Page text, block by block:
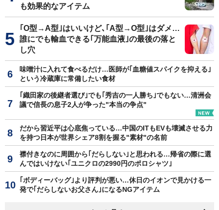
も効果的なアイテム
｢O型→A型｣はいいけど､｢A型→O型｣はダメ…
誰にでも輸血できる｢万能血液｣の最後の落と
し穴
味噌汁に入れて食べるだけ…医師が｢血糖値スパイクを抑える｣
という冷蔵庫に常備したい食材
｢織田家の後継者選び｣でも｢秀吉の一人勝ち｣でもない…清洲会
議で信長の息子2人が争った"本当の争点"
だから習近平は心底焦っている…中国のITもEVも壊滅させる力
を持つ日本が世界シェア8割を握る"素材"の名前
襟付きなのに周囲から｢だらしない｣と思われる…帰省の際に選
んではいけない｢ユニクロの2990円のポロシャツ｣
｢ボディーバッグ｣より評判が悪い…休日のイオンで見かける一
発で｢だらしないお父さん｣になるNGアイテム